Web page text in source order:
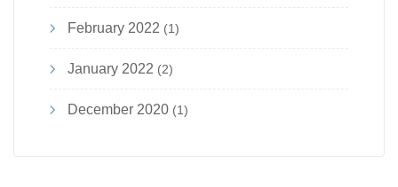
February 2022 (1)
January 2022 (2)
December 2020 (1)